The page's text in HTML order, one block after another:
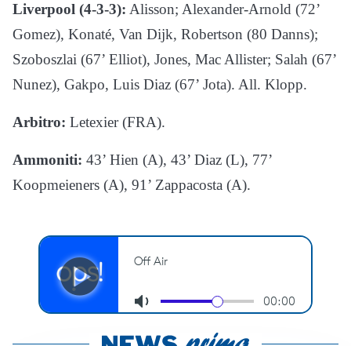
Liverpool (4-3-3): Alisson; Alexander-Arnold (72’
Gomez), Konaté, Van Dijk, Robertson (80 Danns);
Szoboszlai (67’ Elliot), Jones, Mac Allister; Salah (67’
Nunez), Gakpo, Luis Diaz (67’ Jota). All. Klopp.
Arbitro: Letexier (FRA).
Ammoniti: 43’ Hien (A), 43’ Diaz (L), 77’
Koopmeieners (A), 91’ Zappacosta (A).